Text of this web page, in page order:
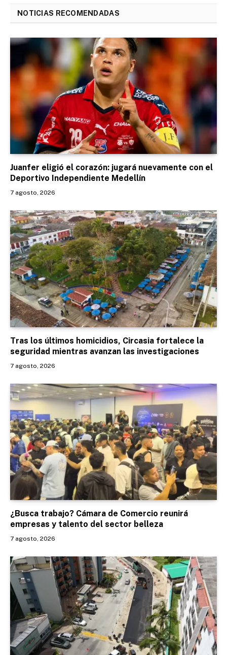
NOTICIAS RECOMENDADAS
Juanfer eligió el corazón: jugará nuevamente con el
Deportivo Independiente Medellín
7 agosto, 2026
Tras los últimos homicidios, Circasia fortalece la
seguridad mientras avanzan las investigaciones
7 agosto, 2026
¿Busca trabajo? Cámara de Comercio reunirá
empresas y talento del sector belleza
7 agosto, 2026